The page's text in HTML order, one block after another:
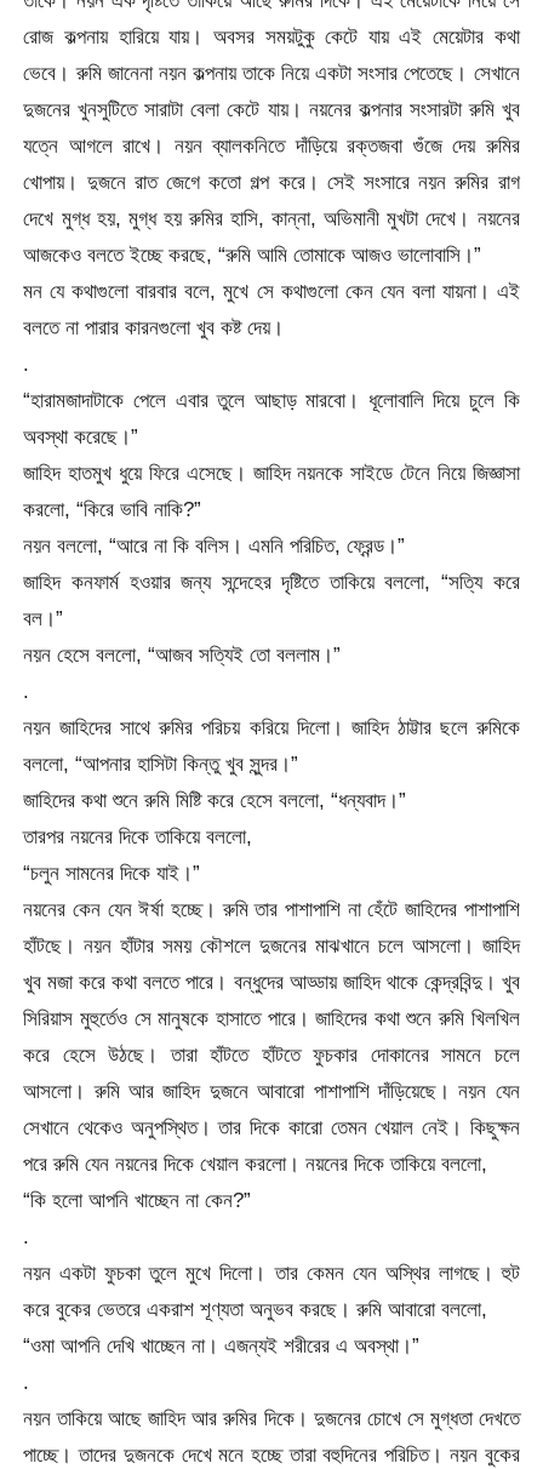
রোজ কল্পনায় হারিয়ে যায়। অবসর সময়টুকু কেটে যায় এই মেয়েটার কথা
ভেবে। রুমি জানেনা নয়ন কল্পনায় তাকে নিয়ে একটা সংসার পেতেছে। সেখানে
দুজনের খুনসুটিতে সারাটা বেলা কেটে যায়। নয়নের কল্পনার সংসারটা রুমি খুব
যত্নে আগলে রাখে। নয়ন ব্যালকনিতে দাঁড়িয়ে রক্তজবা গুঁজে দেয় রুমির
খোপায়। দুজনে রাত জেগে কতো গল্প করে। সেই সংসারে নয়ন রুমির রাগ
দেখে মুগ্ধ হয়, মুগ্ধ হয় রুমির হাসি, কান্না, অভিমানী মুখটা দেখে। নয়নের
আজকেও বলতে ইচ্ছে করছে, “রুমি আমি তোমাকে আজও ভালোবাসি।”
মন যে কথাগুলো বারবার বলে, মুখে সে কথাগুলো কেন যেন বলা যায়না। এই
বলতে না পারার কারনগুলো খুব কষ্ট দেয়।
.
“হারামজাদাটাকে পেলে এবার তুলে আছাড় মারবো। ধূলোবালি দিয়ে চুলে কি
অবস্থা করেছে।”
জাহিদ হাতমুখ ধুয়ে ফিরে এসেছে। জাহিদ নয়নকে সাইডে টেনে নিয়ে জিজ্ঞাসা
করলো, “কিরে ভাবি নাকি?”
নয়ন বললো, “আরে না কি বলিস। এমনি পরিচিত, ফ্রেন্ড।”
জাহিদ কনফার্ম হওয়ার জন্য সন্দেহের দৃষ্টিতে তাকিয়ে বললো, “সত্যি করে
বল।”
নয়ন হেসে বললো, “আজব সত্যিই তো বললাম।”
.
নয়ন জাহিদের সাথে রুমির পরিচয় করিয়ে দিলো। জাহিদ ঠাট্টার ছলে রুমিকে
বললো, “আপনার হাসিটা কিন্তু খুব সুন্দর।”
জাহিদের কথা শুনে রুমি মিষ্টি করে হেসে বললো, “ধন্যবাদ।”
তারপর নয়নের দিকে তাকিয়ে বললো,
“চলুন সামনের দিকে যাই।”
নয়নের কেন যেন ঈর্ষা হচ্ছে। রুমি তার পাশাপাশি না হেঁটে জাহিদের পাশাপাশি
হাঁটছে। নয়ন হাঁটার সময় কৌশলে দুজনের মাঝখানে চলে আসলো। জাহিদ
খুব মজা করে কথা বলতে পারে। বন্ধুদের আড্ডায় জাহিদ থাকে কেন্দ্রবিন্দু। খুব
সিরিয়াস মুহুর্তেও সে মানুষকে হাসাতে পারে। জাহিদের কথা শুনে রুমি খিলখিল
করে হেসে উঠছে। তারা হাঁটতে হাঁটতে ফুচকার দোকানের সামনে চলে
আসলো। রুমি আর জাহিদ দুজনে আবারো পাশাপাশি দাঁড়িয়েছে। নয়ন যেন
সেখানে থেকেও অনুপস্থিত। তার দিকে কারো তেমন খেয়াল নেই। কিছুক্ষন
পরে রুমি যেন নয়নের দিকে খেয়াল করলো। নয়নের দিকে তাকিয়ে বললো,
“কি হলো আপনি খাচ্ছেন না কেন?”
.
নয়ন একটা ফুচকা তুলে মুখে দিলো। তার কেমন যেন অস্থির লাগছে। হুট
করে বুকের ভেতরে একরাশ শূণ্যতা অনুভব করছে। রুমি আবারো বললো,
“ওমা আপনি দেখি খাচ্ছেন না। এজন্যই শরীরের এ অবস্থা।”
.
নয়ন তাকিয়ে আছে জাহিদ আর রুমির দিকে। দুজনের চোখে সে মুগ্ধতা দেখতে
পাচ্ছে। তাদের দুজনকে দেখে মনে হচ্ছে তারা বহুদিনের পরিচিত। নয়ন বুকের